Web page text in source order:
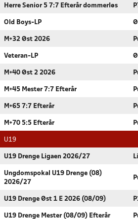
Herre Senior 5 7:7 Efterår dommerløs
Old Boys-LP
M+32 Øst 2026
Veteran-LP
M+40 Øst 2 2026
M+45 Mester 7:7 Efterår
M+65 7:7 Efterår
M+70 5:5 Efterår
U19
U19 Drenge Ligaen 2026/27
Ungdomspokal U19 Drenge (08)
2026/27
U19 Drenge Øst 1 E 2026 (08/09)
U19 Drenge Mester (08/09) Efterår